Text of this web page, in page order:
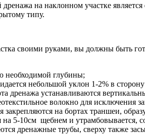
дренажа на наклонном участке
типу.
своими руками, вы должны быть
необходимой глубины;
небольшой уклон 1-2% в
дренажа устанавливаются
волокно для исключения
закрепляются на бортах траншеи,
на 5-10см щебнем и утрамбовывается,
дренажные трубы, сверху также